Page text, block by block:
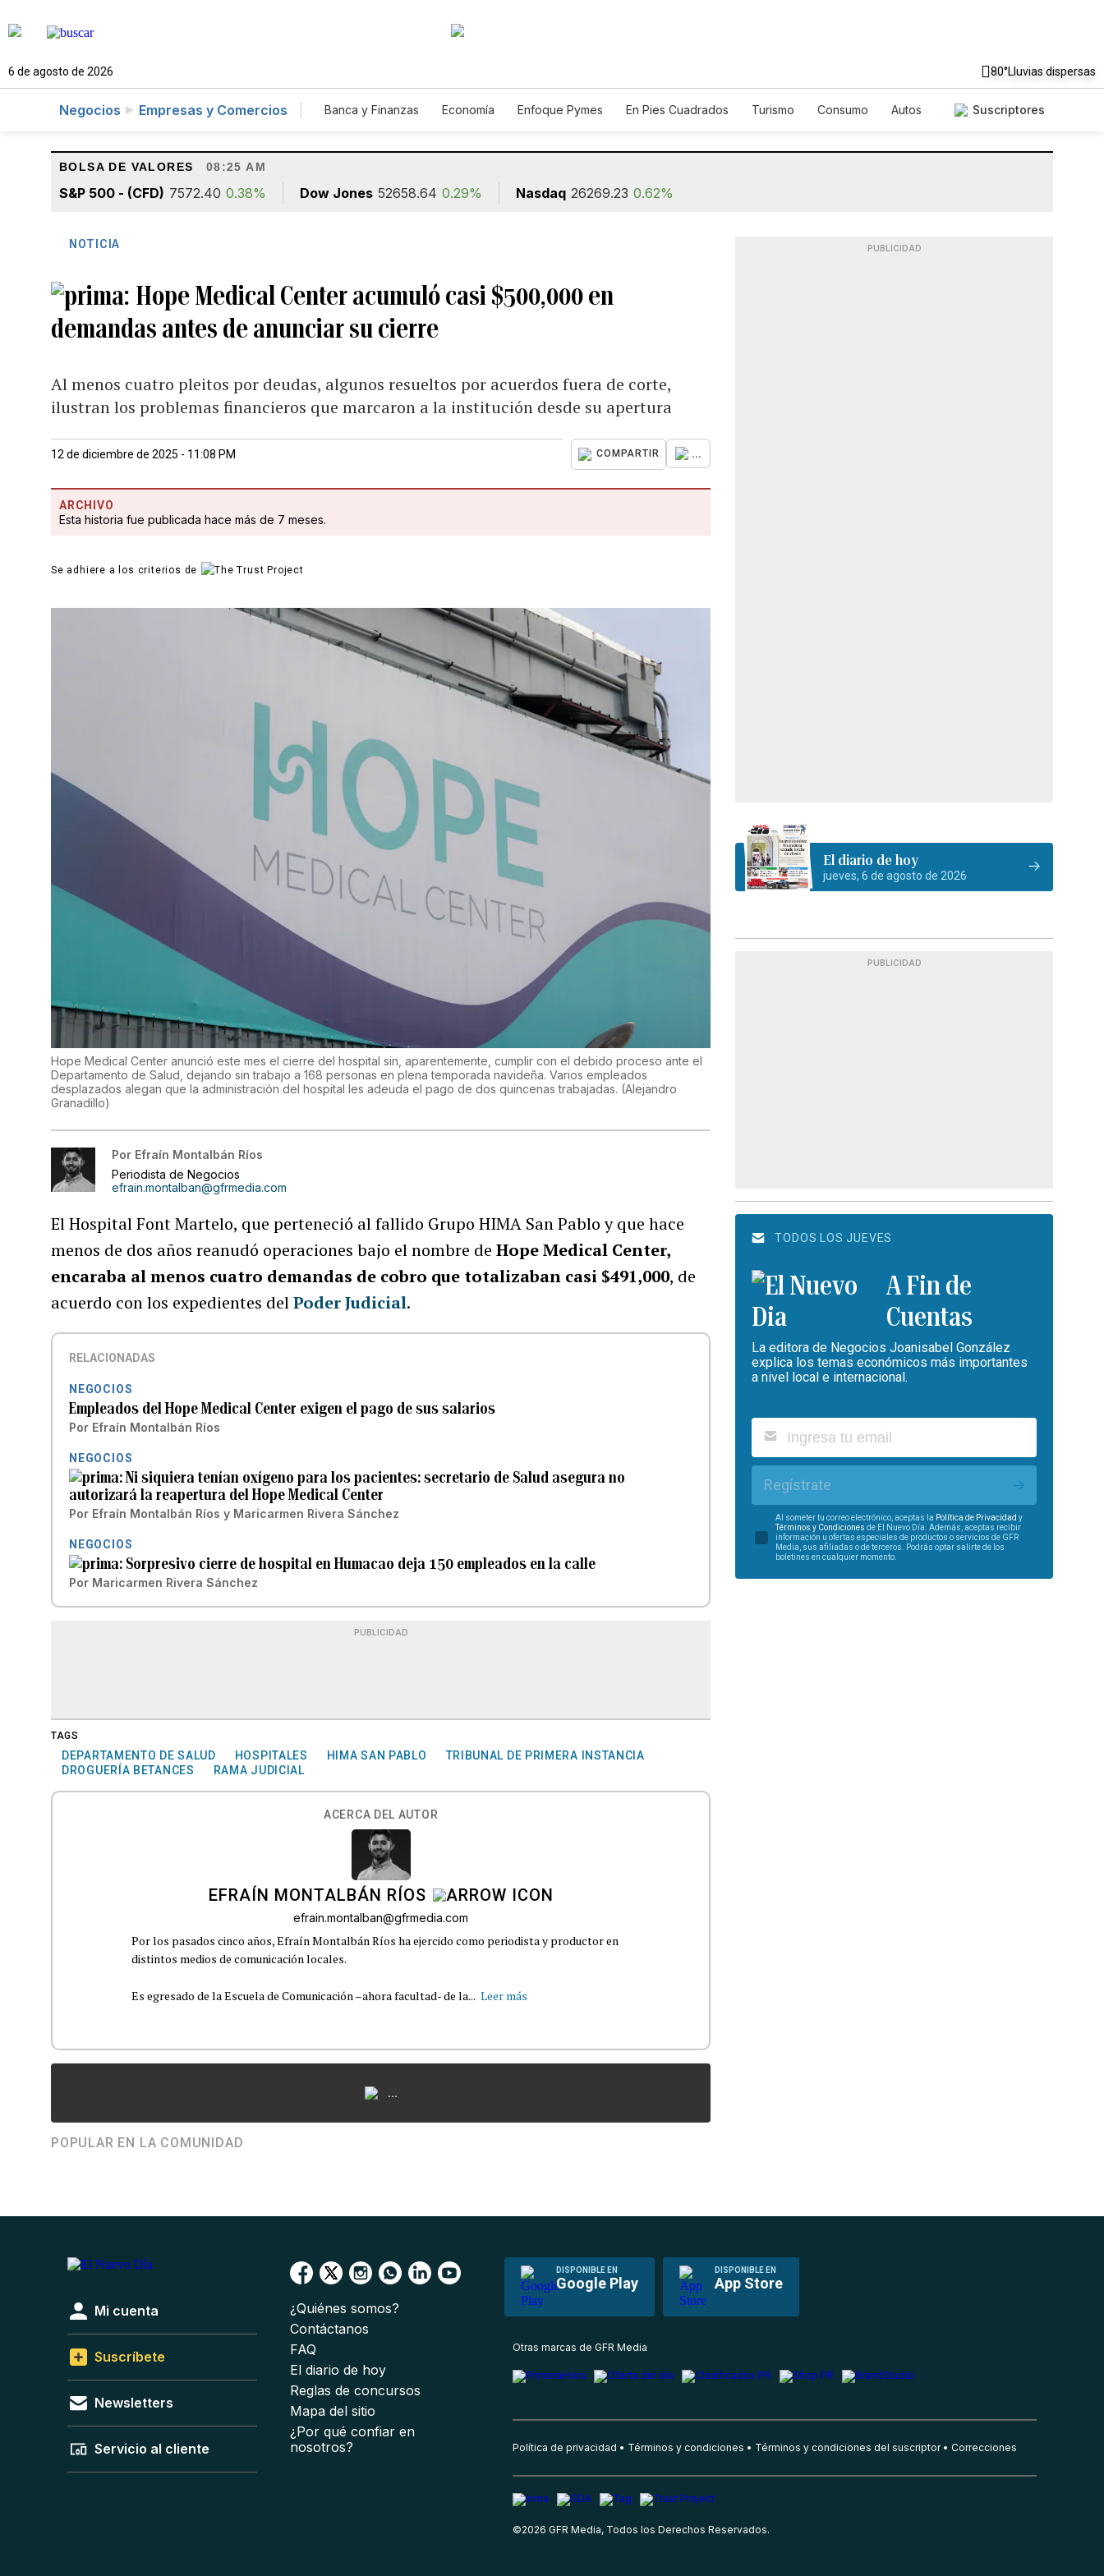
6 de agosto de 2026 80°Lluvias dispersas
Negocios Empresas y Comercios Banca y Finanzas Economía Enfoque Pymes En Pies Cuadrados Turismo Consumo
Autos
Suscriptores
BOLSA DE VALORES 08:25 AM
S&P 500 - (CFD) 7572.40 0.38% Dow Jones 52658.64 0.29% Nasdaq 26269.23 0.62%
NOTICIA
Hope Medical Center acumuló casi $500,000 en
demandas antes de anunciar su cierre
Al menos cuatro pleitos por deudas, algunos resueltos por acuerdos fuera de corte,
ilustran los problemas financieros que marcaron a la institución desde su apertura
12 de diciembre de 2025 - 11:08 PM COMPARTIR ...
ARCHIVO
Esta historia fue publicada hace más de 7 meses.
Se adhiere a los criterios de
Hope Medical Center anunció este mes el cierre del hospital sin, aparentemente, cumplir con el debido proceso ante el
Departamento de Salud, dejando sin trabajo a 168 personas en plena temporada navideña. Varios empleados
desplazados alegan que la administración del hospital les adeuda el pago de dos quincenas trabajadas. (Alejandro
Granadillo)
Por Efraín Montalbán Ríos
Periodista de Negocios
efrain.montalban@gfrmedia.com
El Hospital Font Martelo, que perteneció al fallido Grupo HIMA San Pablo y que hace
menos de dos años reanudó operaciones bajo el nombre deHope Medical Center,
encaraba al menos cuatro demandas de cobro que totalizaban casi $491,000, de
acuerdo con los expedientes delPoder Judicial.
RELACIONADAS
NEGOCIOS
Empleados del Hope Medical Center exigen el pago de sus salarios
Por Efraín Montalbán Ríos
NEGOCIOS
Ni siquiera tenían oxígeno para los pacientes: secretario de Salud asegura no
autorizará la reapertura del Hope Medical Center
Por Efraín Montalbán Ríos y Maricarmen Rivera Sánchez
NEGOCIOS
Sorpresivo cierre de hospital en Humacao deja 150 empleados en la calle
Por Maricarmen Rivera Sánchez
PUBLICIDAD
TAGS
DEPARTAMENTO DE SALUD HOSPITALES HIMA SAN PABLO
TRIBUNAL DE PRIMERA INSTANCIA
DROGUERÍA BETANCES
RAMA JUDICIAL
ACERCA DEL AUTOR
EFRAÍN MONTALBÁN RÍOS
efrain.montalban@gfrmedia.com
Por los pasados cinco años, Efraín Montalbán Ríos ha ejercido como periodista y productor en
distintos medios de comunicación locales.
Es egresado de la Escuela de Comunicación –ahora facultad- de la... Leer más
...
POPULAR EN LA COMUNIDAD
PUBLICIDAD
El diario de hoy
jueves, 6 de agosto de 2026
PUBLICIDAD
TODOS LOS JUEVES
A Fin de
Cuentas
La editora de Negocios Joanisabel González
explica los temas económicos más importantes
a nivel local e internacional.
Regístrate
Al someter tu correo electrónico, aceptas la Política de Privacidad y
Términos y Condiciones de El Nuevo Día. Además, aceptas recibir
información u ofertas especiales de productos o servicios de GFR
Media, sus afiliadas o de terceros. Podrás optar salirte de los
boletines en cualquier momento.
DISPONIBLE EN
Google Play
DISPONIBLE EN
App Store
Mi cuenta
Suscríbete
Newsletters
Servicio al cliente
¿Quiénes somos?
Contáctanos
FAQ
El diario de hoy
Reglas de concursos
Mapa del sitio
¿Por qué confiar en
nosotros?
Otras marcas de GFR Media
Política de privacidad Términos y condiciones Términos y condiciones del suscriptor Correcciones
©2026 GFR Media, Todos los Derechos Reservados.